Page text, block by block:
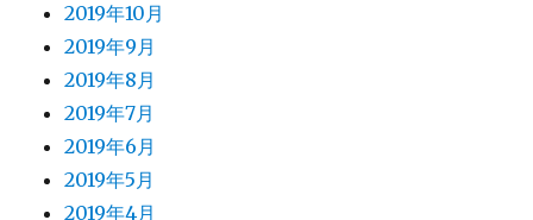
2019年10月
2019年9月
2019年8月
2019年7月
2019年6月
2019年5月
2019年4月